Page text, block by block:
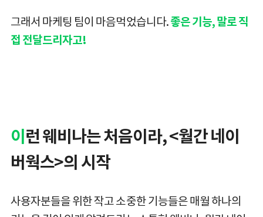
그래서 마케팅 팀이 마음먹었습니다.좋은 기능, 말로 직
접 전달드리자고!
이 런 웨비나는 처음이라, <월간 네이
버웍스>의 시작
사용자분들을 위한 작고 소중한 기능들은 매월 하나의